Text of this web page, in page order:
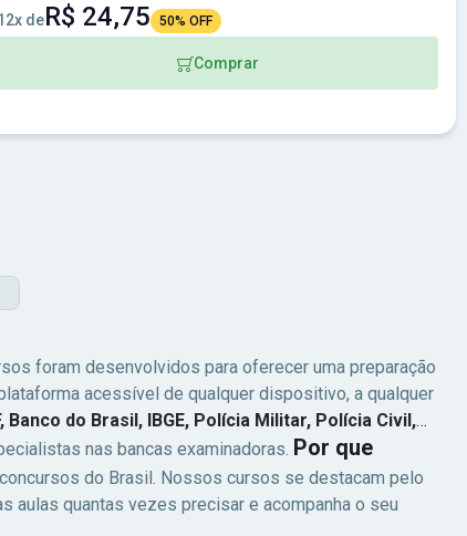
deR$ 24,75 50% OFF
Comprar
foram desenvolvidos para oferecer uma preparação
acessível de qualquer dispositivo, a qualquer
Banco do Brasil, IBGE, Polícia Militar, Polícia Civil,
nas bancas examinadoras. Por que
do Brasil. Nossos cursos se destacam pelo
aulas quantas vezes precisar e acompanha o seu